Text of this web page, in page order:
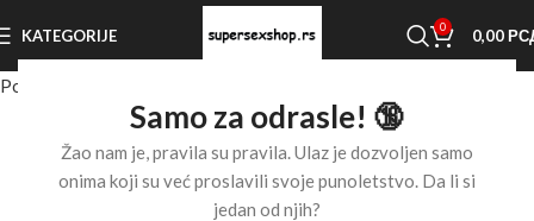
Samo za odrasle! 🔞
Žao nam je, pravila su pravila. Ulaz je dozvoljen samo
onima koji su već proslavili svoje punoletstvo. Da li si
jedan od njih?
KATEGORIJE 0 0,00
Početna stranica